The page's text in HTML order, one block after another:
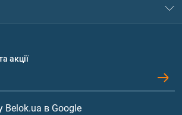
акції
Belok.ua в Google